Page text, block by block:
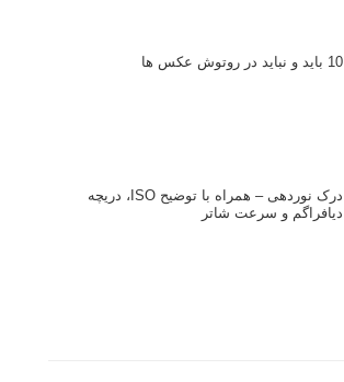
10 باید و نباید در روتوش عکس ها
درک نوردهی – همراه با توضیح ISO، دریچه
دیافراگم و سرعت شاتر